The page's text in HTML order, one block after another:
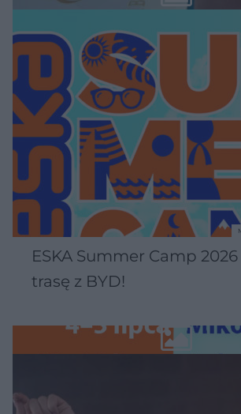
ESKA Summer Camp
trasę z BYD!